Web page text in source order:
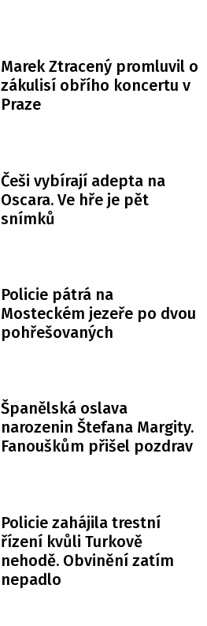
Marek Ztracený promluvil o
zákulisí obřího koncertu v
Praze
Češi vybírají adepta na
Oscara. Ve hře je pět
snímků
Policie pátrá na
Mosteckém jezeře po dvou
pohřešovaných
Španělská oslava
narozenin Štefana Margity.
Fanouškům přišel pozdrav
Policie zahájila trestní
řízení kvůli Turkově
nehodě. Obvinění zatím
nepadlo